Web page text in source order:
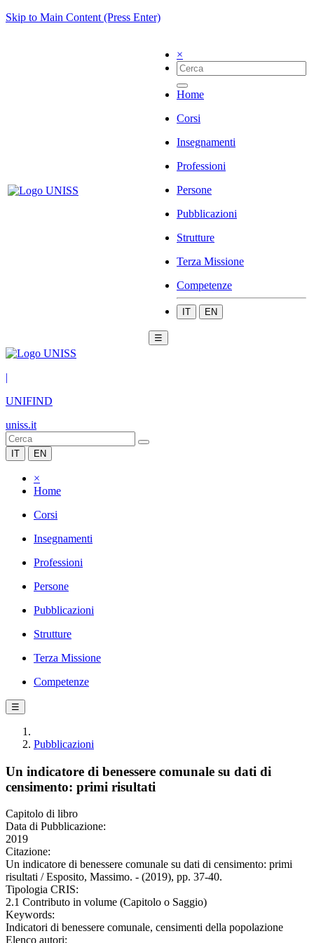
Skip to Main Content (Press Enter)
×
Home
Corsi
Insegnamenti
Professioni
Persone
Pubblicazioni
Strutture
Terza Missione
Competenze
IT EN
☰
|
UNIFIND
uniss.it
IT EN
×
Home
Corsi
Insegnamenti
Professioni
Persone
Pubblicazioni
Strutture
Terza Missione
Competenze
☰
Pubblicazioni
Un indicatore di benessere comunale su dati di
censimento: primi risultati
Capitolo di libro
Data di Pubblicazione:
2019
Citazione:
Un indicatore di benessere comunale su dati di censimento: primi
risultati / Esposito, Massimo. - (2019), pp. 37-40.
Tipologia CRIS:
2.1 Contributo in volume (Capitolo o Saggio)
Keywords:
Indicatori di benessere comunale, censimenti della popolazione
Elenco autori: